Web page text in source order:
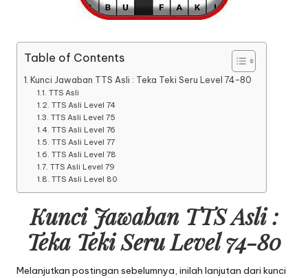
Table of Contents
Kunci Jawaban TTS Asli : Teka Teki Seru Level 74-80
TTS Asli
TTS Asli Level 74
TTS Asli Level 75
TTS Asli Level 76
TTS Asli Level 77
TTS Asli Level 78
TTS Asli Level 79
TTS Asli Level 80
Kunci Jawaban TTS Asli :
Teka Teki Seru Level 74-80
Melanjutkan postingan sebelumnya, inilah lanjutan dari kunci